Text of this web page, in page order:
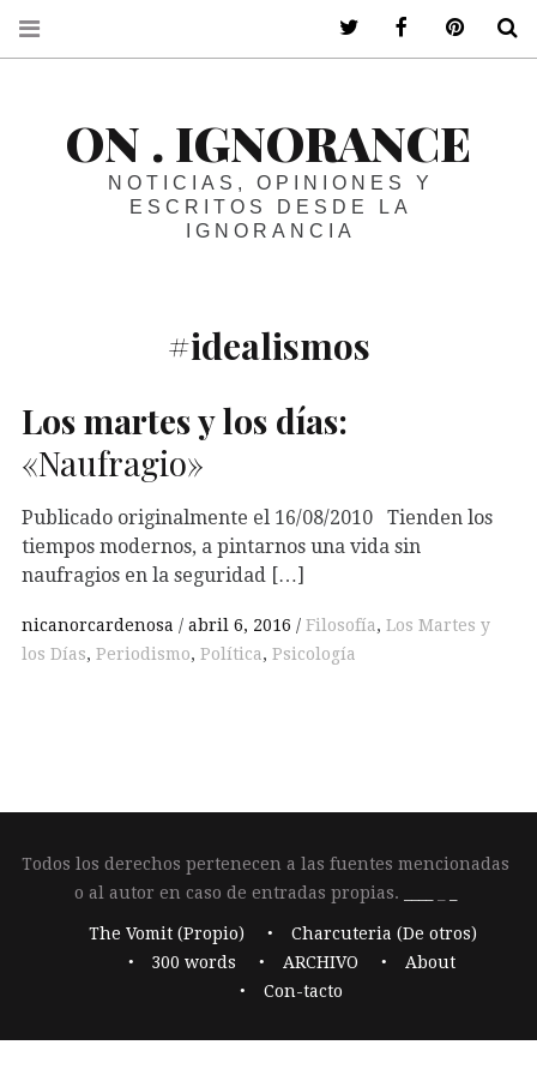
ON . IGNORANCE
NOTICIAS, OPINIONES Y
ESCRITOS DESDE LA
IGNORANCIA
#idealismos
Los martes y los días:
«Naufragio»
Publicado originalmente el 16/08/2010 Tienden los
tiempos modernos, a pintarnos una vida sin
naufragios en la seguridad […]
nicanorcardenosa abril 6, 2016 Filosofía, Los Martes y
los Días, Periodismo, Política, Psicología
Todos los derechos pertenecen a las fuentes mencionadas
o al autor en caso de entradas propias.
The Vomit (Propio)
Charcuteria (De otros)
300 words
ARCHIVO
About
Con-tacto
ir a mi twitterir a mi facebook
ir a mi